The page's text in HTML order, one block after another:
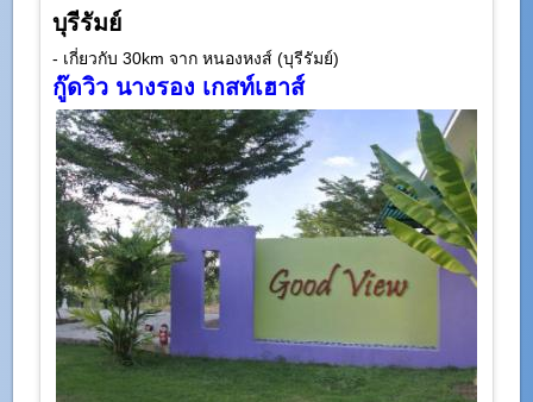
บุรีรัมย์
- เกี่ยวกับ 30km จาก หนองหงส์ (บุรีรัมย์)
กู๊ดวิว นางรอง เกสท์เฮาส์